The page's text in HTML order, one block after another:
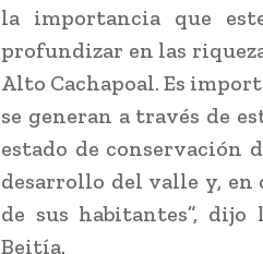
la importancia que
profundizar en las
Alto Cachapoal. Es
se generan a través de
estado de conservación
desarrollo del valle y, en
de sus habitantes”, dijo
Beitía.